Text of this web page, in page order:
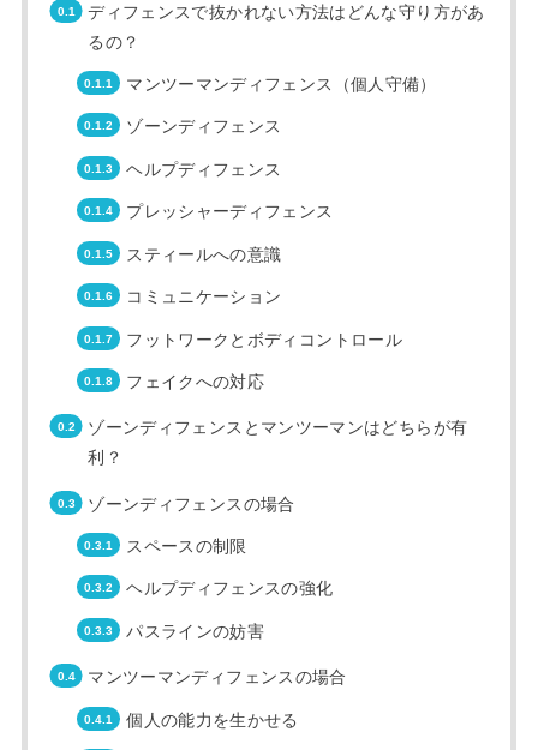
ディフェンスで抜かれない方法はどんな守り方があ
るの？
マンツーマンディフェンス（個人守備）
ゾーンディフェンス
ヘルプディフェンス
プレッシャーディフェンス
スティールへの意識
コミュニケーション
フットワークとボディコントロール
フェイクへの対応
ゾーンディフェンスとマンツーマンはどちらが有
利？
ゾーンディフェンスの場合
スペースの制限
ヘルプディフェンスの強化
パスラインの妨害
マンツーマンディフェンスの場合
個人の能力を生かせる